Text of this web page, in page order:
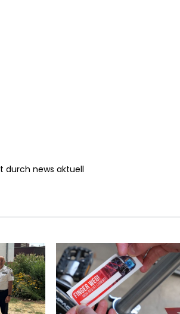
durch news aktuell